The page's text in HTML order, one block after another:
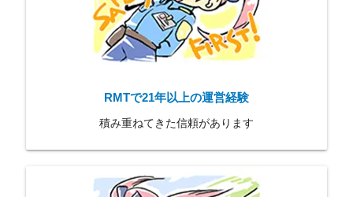
RMTで21年以上の運営経験
積み重ねてきた信頼があります